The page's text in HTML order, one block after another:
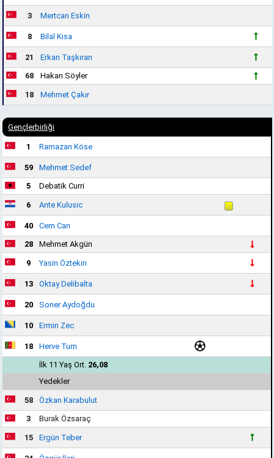
3 Mertcan Eskin
8 Bilal Kısa
21
Erkan Taşkıran
68
Hakan Söyler
18 Mehmet Çakır
Gençlerbirliği
1 Ramazan Köse
59
Mehmet Sedef
5
Debatik Curri
6 Ante Kulusic
40
Cem Can
28
Mehmet Akgün
9 Yasin Öztekin
13 Oktay Delibalta
20 Soner Aydoğdu
10 Ermin Zec
18
Herve Tum
İlk 11 Yaş Ort. 26,08
Yedekler
58
Özkan Karabulut
3
Burak Özsaraç
15 Ergün Teber